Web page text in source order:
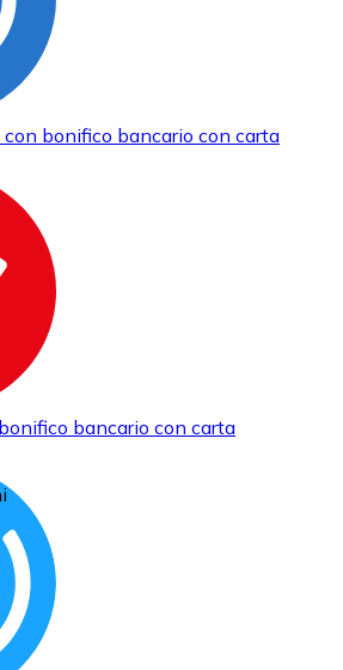
con bonifico bancario con carta
bancario con carta